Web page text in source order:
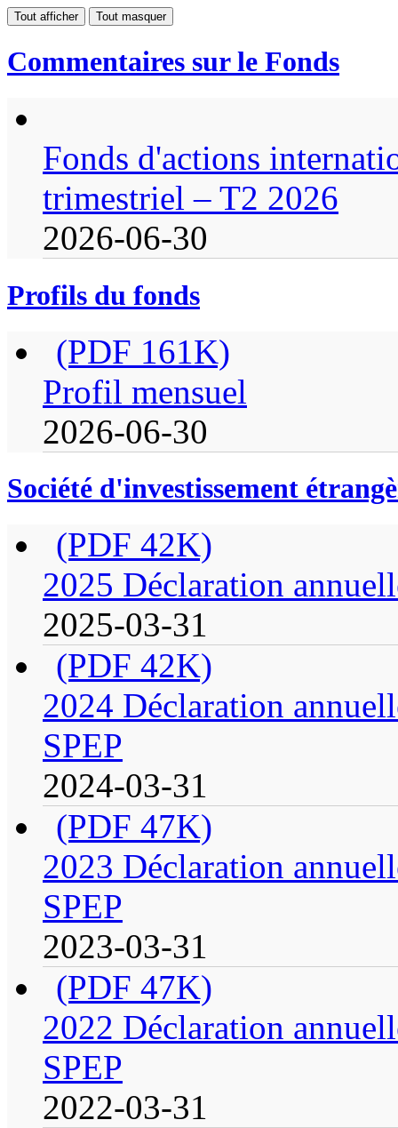
Tout afficher Tout masquer
Commentaires sur le Fonds
Fonds d'actions
trimestriel – T2 2026
2026-06-30
Profils du fonds
(PDF 161K)
Profil mensuel
2026-06-30
Société d'investissement
(PDF 42K)
2025 Déclaration
2025-03-31
(PDF 42K)
2024 Déclaration
SPEP
2024-03-31
(PDF 47K)
2023 Déclaration
SPEP
2023-03-31
(PDF 47K)
2022 Déclaration
SPEP
2022-03-31